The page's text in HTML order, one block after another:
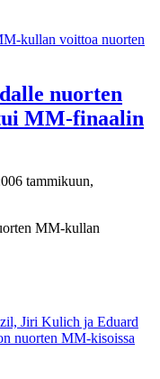
nuorten
MM-finaalin
6 tammikuun,
MM-kullan